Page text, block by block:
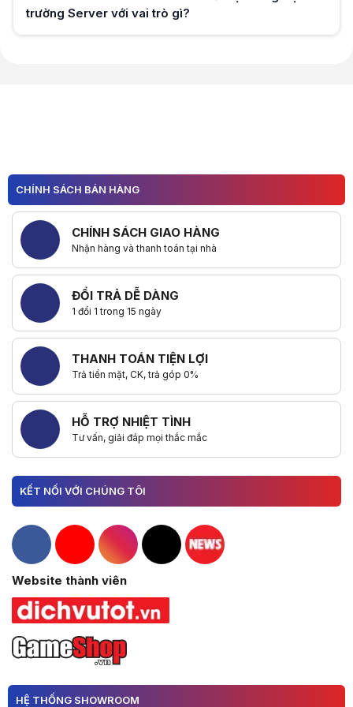
trường Server với vai trò gì?
CHÍNH SÁCH BÁN HÀNG
CHÍNH SÁCH GIAO HÀNG
Nhận hàng và thanh toán tại nhà
ĐỔI TRẢ DỄ DÀNG
1 đổi 1 trong 15 ngày
THANH TOÁN TIỆN LỢI
Trả tiền mặt, CK, trả góp 0%
HỖ TRỢ NHIỆT TÌNH
Tư vấn, giải đáp mọi thắc mắc
KẾT NỐI VỚI CHÚNG TÔI
Hacom Facebook
Hacom YouTube
Hacom Instagram
Hacom TikTok
Website thành viên
HỆ THỐNG SHOWROOM